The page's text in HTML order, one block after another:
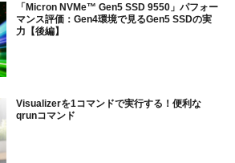
「Micron NVMe™ Gen5 SSD 9550」パフォー
マンス評価：Gen4環境で見るGen5 SSDの実
力【後編】
Visualizerを1コマンドで実行する！便利な
qrunコマンド